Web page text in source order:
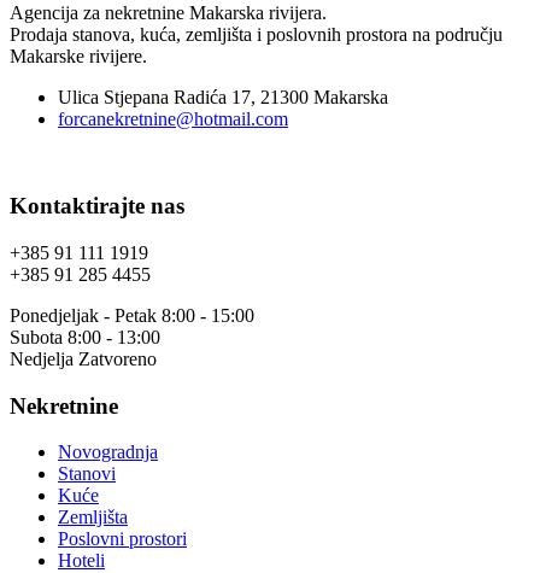
Agencija za nekretnine Makarska rivijera.
Prodaja stanova, kuća, zemljišta i poslovnih prostora na području
Makarske rivijere.
Ulica Stjepana Radića 17, 21300 Makarska
forcanekretnine@hotmail.com
Kontaktirajte nas
+385 91 111 1919
+385 91 285 4455
Ponedjeljak - Petak 8:00 - 15:00
Subota 8:00 - 13:00
Nedjelja Zatvoreno
Nekretnine
Novogradnja
Stanovi
Kuće
Zemljišta
Poslovni prostori
Hoteli